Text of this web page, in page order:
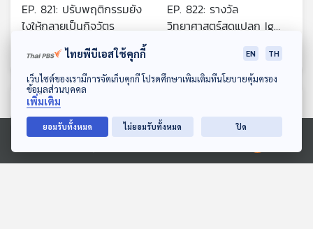
ดาวน์โหลด Thai PBS Podcast Application
Ⓒ 2020 องค์การกระจายเสียงและแพร่ภาพสาธารณะแห่งประเทศไทย
EP. 821: ปรับพฤติกรรมยัง
ไงให้กลายเป็นกิจวัตร
Sci & Tech
EP. 822: รางวัล
วิทยาศาสตร์สุดแปลก Ig
ตอนที่เกี่ยวข้อง
ไทยพีบีเอสใช้คุกกี้ EN TH
เว็บไซต์ของเรามีการจัดเก็บคุกกี้ โปรดศึกษาเพิ่มเติมที่นโยบายคุ้มครอง
ข้อมูลส่วนบุคคล
เพิ่มเติม
ยอมรับทั้งหมด ไม่ยอมรับทั้งหมด ปิด